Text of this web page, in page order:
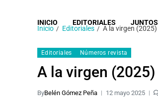
INICIO EDITORIALES JUNTOS
Inicio Editoriales A la virgen (2025)
Editoriales Números revista
A la virgen (2025)
ByBelén Gómez Peña 12 mayo 2025